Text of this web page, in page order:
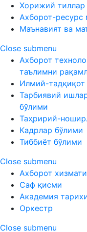
Хорижий тиллар
Ахборот-ресурс
Маънавият ва
Close submenu
Ахборот
таълимни
Илмий-
Тарбиявий
бўлими
Таҳририй-
Кадрлар бўлими
Тиббиёт бўлими
Close submenu
Ахборот хизмати
Саф қисми
Академия
Оркестр
Close submenu